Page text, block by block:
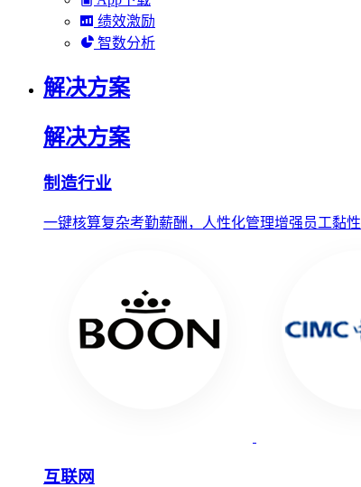
绩效激励
智数分析
解决方案
解决方案
制造行业
一键核算复杂考勤薪酬，人性化管理增强员工黏性
互联网